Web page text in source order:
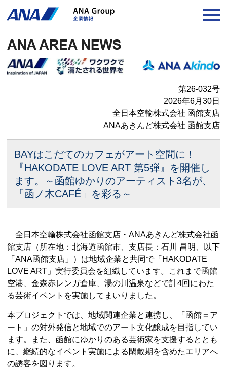
第26-032号
2026年6月30日
全日本空輸株式会社 函館支店
ANAあきんど株式会社 函館支店
BAYはこだてのカフェがアート空間に！
『HAKODATE LOVE ART 第5弾』を開催し
ます。
～函館ゆかりのアーティスト3名が、
「函ノ木CAFÉ」を彩る～
全日本空輸株式会社函館支店・ANAあきんど株式会社函
館支店（所在地：北海道函館市、支店長：石川 昌明、以下
「ANA函館支店」）は地域企業と共同で「HAKODATE
LOVE ART」実行委員会を組織しています。これまで函館
空港、金森赤レンガ倉庫、湯の川温泉などで計4回にわた
る芸術イベントを実施してまいりました。
本プロジェクトでは、地域関連企業と連携し、「函館＝ア
ート」の対外発信と地域でのアート文化醸成を目指してい
ます。また、函館にゆかりのある芸術家を支援するととも
に、継続的なイベント実施による閑散期を含めたエリアへ
の誘客を図ります。